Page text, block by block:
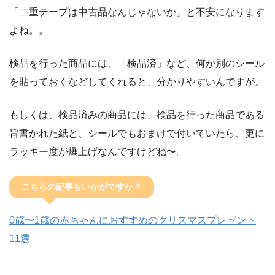
「二重テープは中古品なんじゃないか」と不安になります
よね。。
検品を行った商品には、「検品済」など、何か別のシール
を貼っておくなどしてくれると、分かりやすいんですが。
もしくは、検品済みの商品には、検品を行った商品である
旨書かれた紙と、シールでもおまけで付いていたら、更に
ラッキー度が爆上げなんですけどね〜。
こちらの記事もいかがですか？
0歳〜1歳の赤ちゃんにおすすめのクリスマスプレゼント
11選